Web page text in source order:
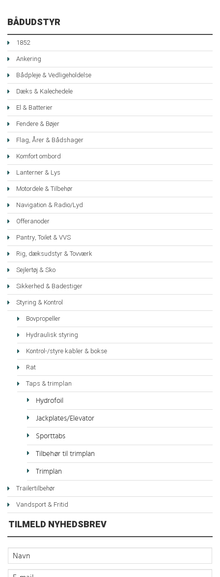
BÅDUDSTYR
1852
Ankering
Bådpleje & Vedligeholdelse
Dæks & Kalechedele
El & Batterier
Fendere & Bøjer
Flag, Årer & Bådshager
Komfort ombord
Lanterner & Lys
Motordele & Tilbehør
Navigation & Radio/Lyd
Offeranoder
Pantry, Toilet & VVS
Rig, dæksudstyr & Tovværk
Sejlertøj & Sko
Sikkerhed & Badestiger
Styring & Kontrol
Bovpropeller
Hydraulisk styring
Kontrol-/styre kabler & bokse
Rat
Taps & trimplan
Hydrofoil
Jackplates/Elevator
Sporttabs
Tilbehør til trimplan
Trimplan
Trailertilbehør
Vandsport & Fritid
TILMELD NYHEDSBREV